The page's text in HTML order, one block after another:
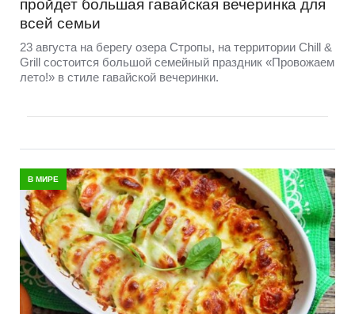
пройдет большая гавайская вечеринка для
всей семьи
23 августа на берегу озера Стропы, на территории Chill &
Grill состоится большой семейный праздник «Провожаем
лето!» в стиле гавайской вечеринки.
В МИРЕ